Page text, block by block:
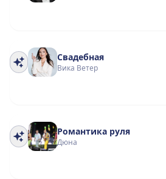
Свадебная
Вика Ветер
Романтика руля
Дюна